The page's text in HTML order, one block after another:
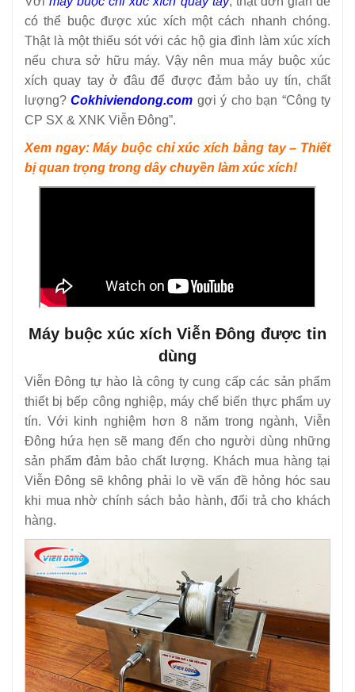
có thể buộc được xúc xích một cách nhanh chóng.
Thật là một thiếu sót với các hộ gia đình làm xúc xích
nếu chưa sở hữu máy. Vậy nên mua máy buộc xúc
xích quay tay ở đâu để được đảm bảo uy tín, chất
lượng?Cokhiviendong.com gợi ý cho bạn “Công ty
CP SX & XNK Viễn Đông”.
Xem ngay: Máy buộc chỉ xúc xích bằng tay – Thiết
bị quan trọng trong dây chuyền làm xúc xích!
Máy buộc xúc xích Viễn Đông được tin
dùng
Viễn Đông tự hào là công ty cung cấp các sản phẩm
thiết bị bếp công nghiệp, máy chế biến thực phẩm uy
tín. Với kinh nghiệm hơn 8 năm trong ngành, Viễn
Đông hứa hẹn sẽ mang đến cho người dùng những
sản phẩm đảm bảo chất lượng. Khách mua hàng tại
Viễn Đông sẽ không phải lo về vấn đề hỏng hóc sau
khi mua nhờ chính sách bảo hành, đổi trả cho khách
hàng.